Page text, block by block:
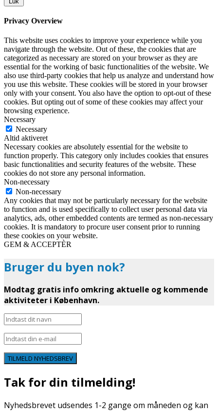
Privacy Overview
This website uses cookies to improve your experience while you
navigate through the website. Out of these, the cookies that are
categorized as necessary are stored on your browser as they are
essential for the working of basic functionalities of the website. We
also use third-party cookies that help us analyze and understand how
you use this website. These cookies will be stored in your browser
only with your consent. You also have the option to opt-out of these
cookies. But opting out of some of these cookies may affect your
browsing experience.
Necessary
Necessary
Altid aktiveret
Necessary cookies are absolutely essential for the website to
function properly. This category only includes cookies that ensures
basic functionalities and security features of the website. These
cookies do not store any personal information.
Non-necessary
Non-necessary
Any cookies that may not be particularly necessary for the website
to function and is used specifically to collect user personal data via
analytics, ads, other embedded contents are termed as non-necessary
cookies. It is mandatory to procure user consent prior to running
these cookies on your website.
GEM & ACCEPTÈR
Bruger du byen nok?
Modtag gratis info omkring aktuelle og kommende
aktiviteter i København.
TILMELD NYHEDSBREV
Tak for din tilmelding!
Nyhedsbrevet udsendes 1-2 gange om måneden og kan